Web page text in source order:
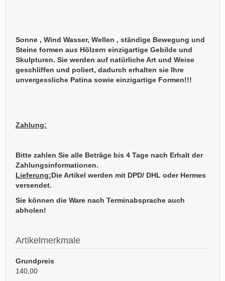
Sonne , Wind Wasser, Wellen , ständige Bewegung und
Steine formen aus Hölzern einzigartige Gebilde und
Skulpturen. Sie werden auf natürliche Art und Weise
geschliffen und poliert, dadurch erhalten sie Ihre
unvergessliche Patina sowie einzigartige Formen!!!
Zahlung:
Bitte zahlen Sie alle Beträge bis 4 Tage nach Erhalt der
Zahlungsinformationen.
Lieferung:Die Artikel werden mit DPD/ DHL oder Hermes
versendet.
Sie können die Ware nach Terminabsprache auch
abholen!
Artikelmerkmale
Grundpreis
140,00